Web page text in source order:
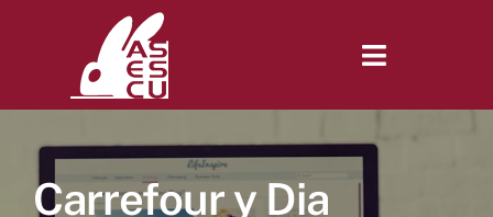
Toggle
Inicio
Carrefour y Dia